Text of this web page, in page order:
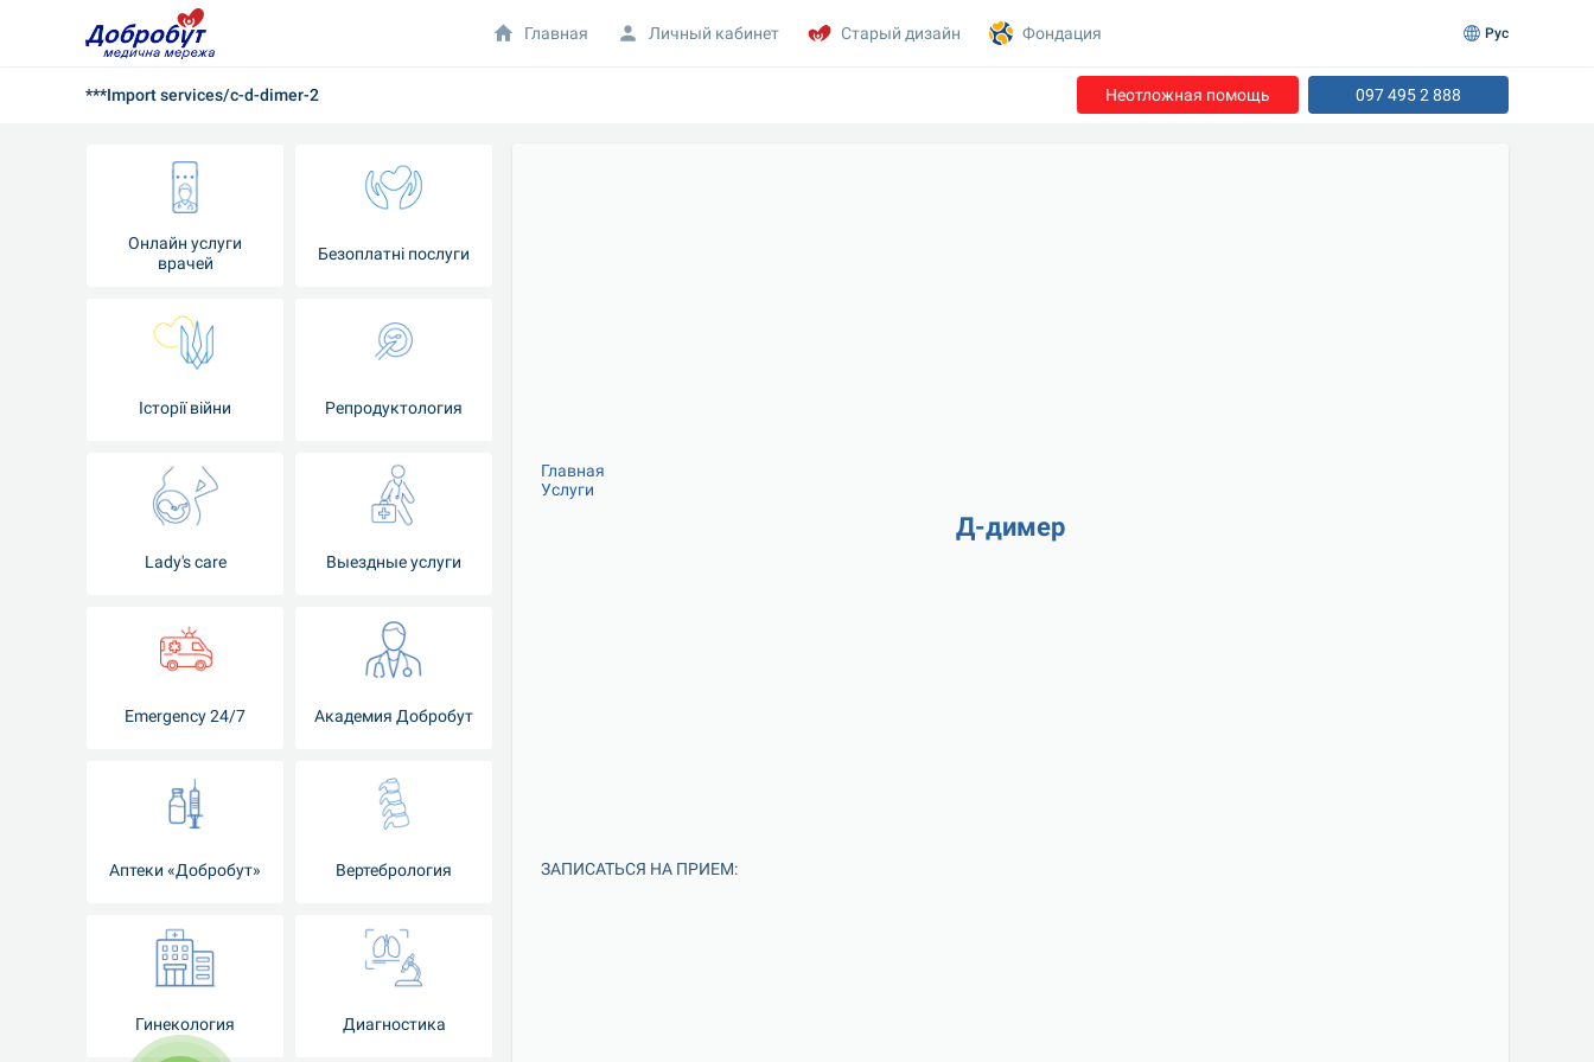
***Import services/c-d-dimer-2 Неотложная помощь 097 495 2 888
Онлайн услуги
врачей
Безоплатні послуги
Iсторії війни Репродуктология
Lady's care Выездные услуги
Emergency 24/7 Академия Добробут
Аптеки «Добробут» Вертебрология
Гинекология Диагностика
Главная
Услуги
Д-димер
ЗАПИСАТЬСЯ НА ПРИЕМ:
Главная Личный кабинет Старый дизайн Фондация Рус